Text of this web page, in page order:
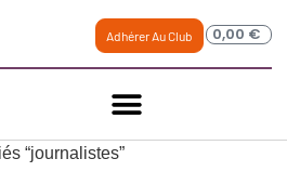
Adhérer Au Club 0,00 €
“journalistes”